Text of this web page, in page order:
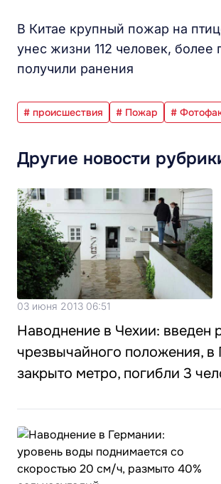
В Китае крупный пожар на
унес жизни 112 человек, более
получили ранения
# происшествия # Пожар #
Другие новости
03 июня 2013 06:51
Наводнение в Чехии: введен
чрезвычайного положения, в
закрыто метро, погибли 3